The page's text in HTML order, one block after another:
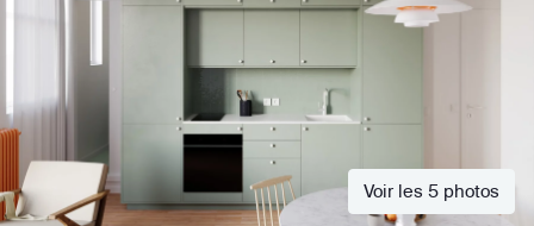
Voir les 5 photos